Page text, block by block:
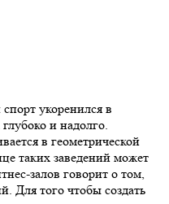
укоренился в
и надолго.
в геометрической
таких заведений может
залов говорит о том,
Для того чтобы создать